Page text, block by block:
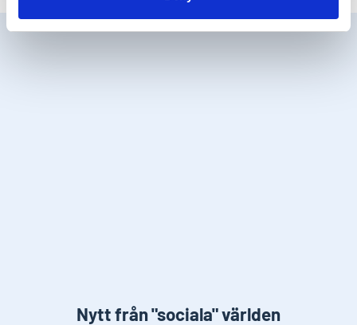
Nytt från "sociala" världen